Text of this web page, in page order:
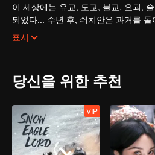
이 세상에는 유교, 도교, 불교, 요괴,
되었다... 수년 후, 쉬치안은 과거를
지듯 영웅들 자취 사라졌구나. 옳고
표시
당신을 위한 추천
VIP